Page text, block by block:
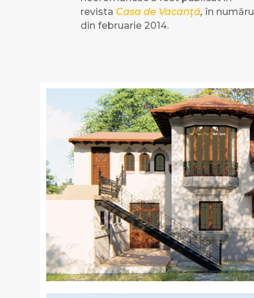
revista Casa de Vacanţă, în numărul
din februarie 2014.